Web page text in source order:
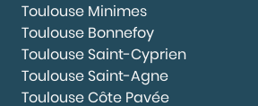
Toulouse Minimes
Toulouse Bonnefoy
Toulouse Saint-Cyprien
Toulouse Saint-Agne
Toulouse Côte Pavée